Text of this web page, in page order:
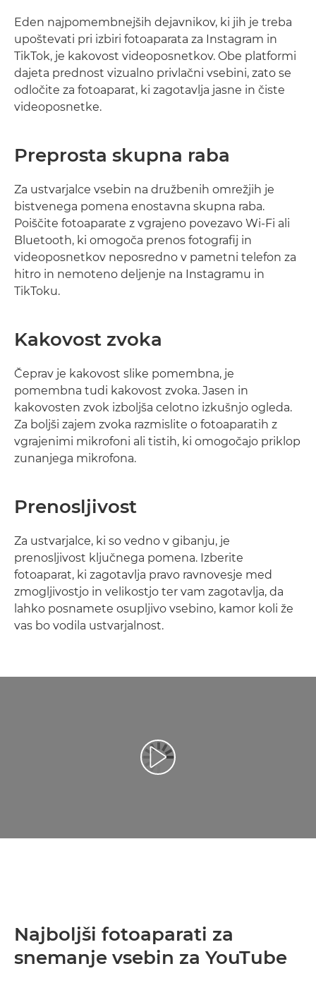
Eden najpomembnejših dejavnikov, ki jih je treba
upoštevati pri izbiri fotoaparata za Instagram in
TikTok, je kakovost videoposnetkov. Obe platformi
dajeta prednost vizualno privlačni vsebini, zato se
odločite za fotoaparat, ki zagotavlja jasne in čiste
videoposnetke.
Preprosta skupna raba
Za ustvarjalce vsebin na družbenih omrežjih je
bistvenega pomena enostavna skupna raba.
Poiščite fotoaparate z vgrajeno povezavo Wi-Fi ali
Bluetooth, ki omogoča prenos fotografij in
videoposnetkov neposredno v pametni telefon za
hitro in nemoteno deljenje na Instagramu in
TikToku.
Kakovost zvoka
Čeprav je kakovost slike pomembna, je
pomembna tudi kakovost zvoka. Jasen in
kakovosten zvok izboljša celotno izkušnjo ogleda.
Za boljši zajem zvoka razmislite o fotoaparatih z
vgrajenimi mikrofoni ali tistih, ki omogočajo priklop
zunanjega mikrofona.
Prenosljivost
Za ustvarjalce, ki so vedno v gibanju, je
prenosljivost ključnega pomena. Izberite
fotoaparat, ki zagotavlja pravo ravnovesje med
zmogljivostjo in velikostjo ter vam zagotavlja, da
lahko posnamete osupljivo vsebino, kamor koli že
vas bo vodila ustvarjalnost.
Predvajaj videoposnetek
Najboljši fotoaparati za
snemanje vsebin za YouTube